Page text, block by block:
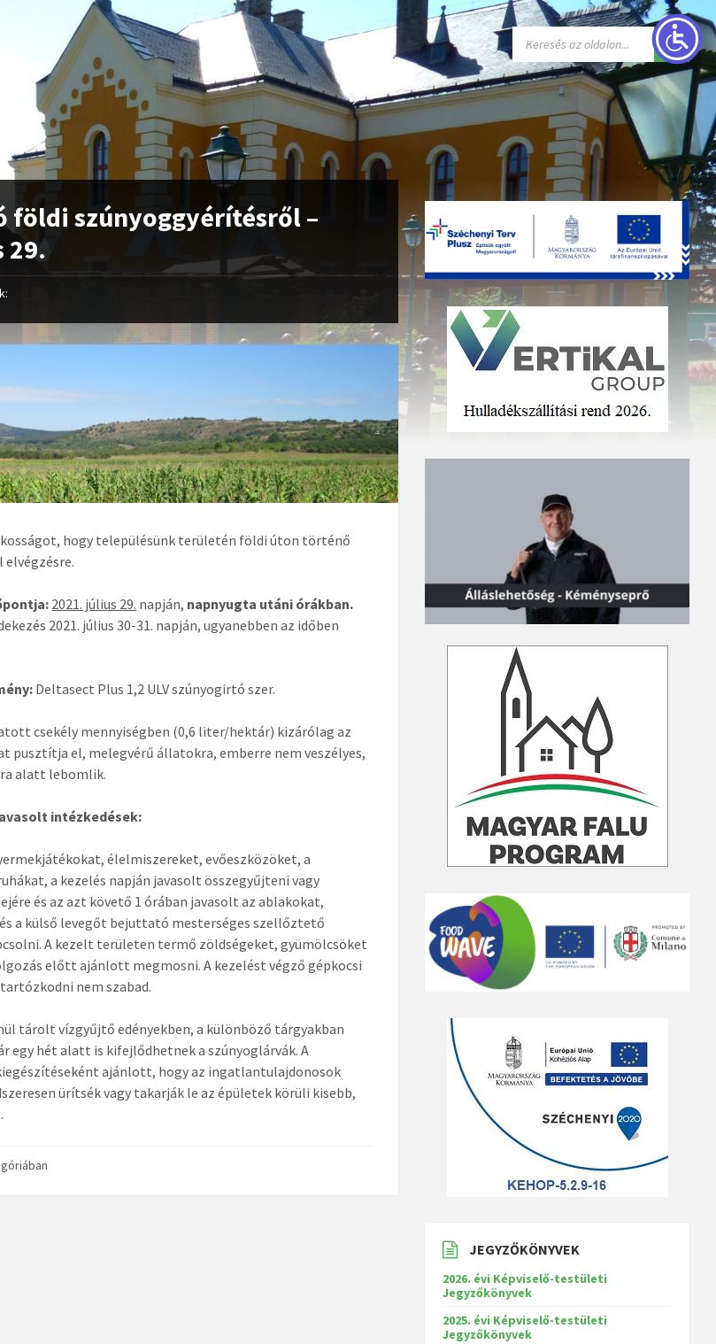
földi szúnyoggyérítésről –
29.
hogy településünk területén földi úton történő
elvégzésre.
2021. július 29. napján, napnyugta utáni órákban.
2021. július 30-31. napján, ugyanebben az időben
Deltasect Plus 1,2 ULV szúnyogirtó szer.
csekély mennyiségben (0,6 liter/hektár) kizárólag az
pusztítja el, melegvérű állatokra, emberre nem veszélyes,
alatt lebomlik.
intézkedések:
élelmiszereket, evőeszközöket, a
a kezelés napján javasolt összegyűjteni vagy
és az azt követő 1 órában javasolt az ablakokat,
a külső levegőt bejuttató mesterséges szellőztető
A kezelt területen termő zöldségeket, gyümölcsöket
előtt ajánlott megmosni. A kezelést végző gépkocsi
nem szabad.
tárolt vízgyűjtő edényekben, a különböző tárgyakban
egy hét alatt is kifejlődhetnek a szúnyoglárvák. A
ajánlott, hogy az ingatlantulajdonosok
ürítsék vagy takarják le az épületek körüli kisebb,
JEGYZŐKÖNYVEK
2026. évi Képviselő-testületi
Jegyzőkönyvek
2025. évi Képviselő-testületi
Jegyzőkönyvek